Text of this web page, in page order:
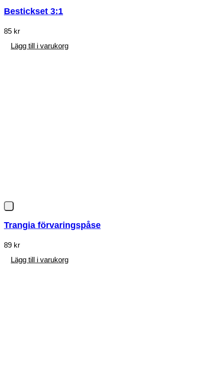
Bestickset 3:1
85 kr
Lägg till i varukorg
Trangia förvaringspåse
89 kr
Lägg till i varukorg